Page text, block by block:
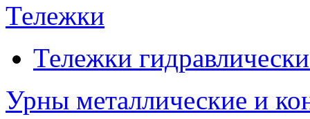
Тележки
Тележки
Урны металлические и